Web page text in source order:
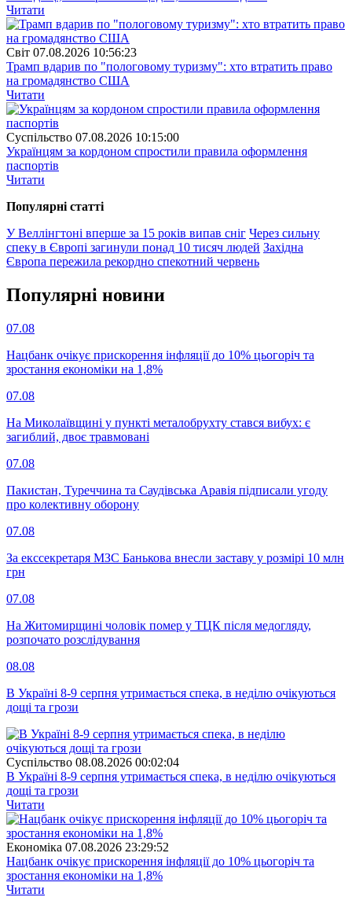
Читати
Свiт 07.08.2026 10:56:23
Трамп вдарив по "пологовому туризму": хто втратить право
на громадянство США
Читати
Суспiльство 07.08.2026 10:15:00
Українцям за кордоном спростили правила оформлення
паспортів
Читати
Популярнi статтi
У Веллінгтоні вперше за 15 років випав сніг Через сильну
спеку в Європі загинули понад 10 тисяч людей Західна
Європа пережила рекордно спекотний червень
Популярнi новини
07.08
Нацбанк очікує прискорення інфляції до 10% цьогоріч та
зростання економіки на 1,8%
07.08
На Миколаївщині у пункті металобрухту стався вибух: є
загиблий, двоє травмовані
07.08
Пакистан, Туреччина та Саудівська Аравія підписали угоду
про колективну оборону
07.08
За екссекретаря МЗС Банькова внесли заставу у розмірі 10 млн
грн
07.08
На Житомирщині чоловік помер у ТЦК після медогляду,
розпочато розслідування
08.08
В Україні 8-9 серпня утримається спека, в неділю очікуються
дощі та грози
Суспiльство 08.08.2026 00:02:04
В Україні 8-9 серпня утримається спека, в неділю очікуються
дощі та грози
Читати
Економіка 07.08.2026 23:29:52
Нацбанк очікує прискорення інфляції до 10% цьогоріч та
зростання економіки на 1,8%
Читати